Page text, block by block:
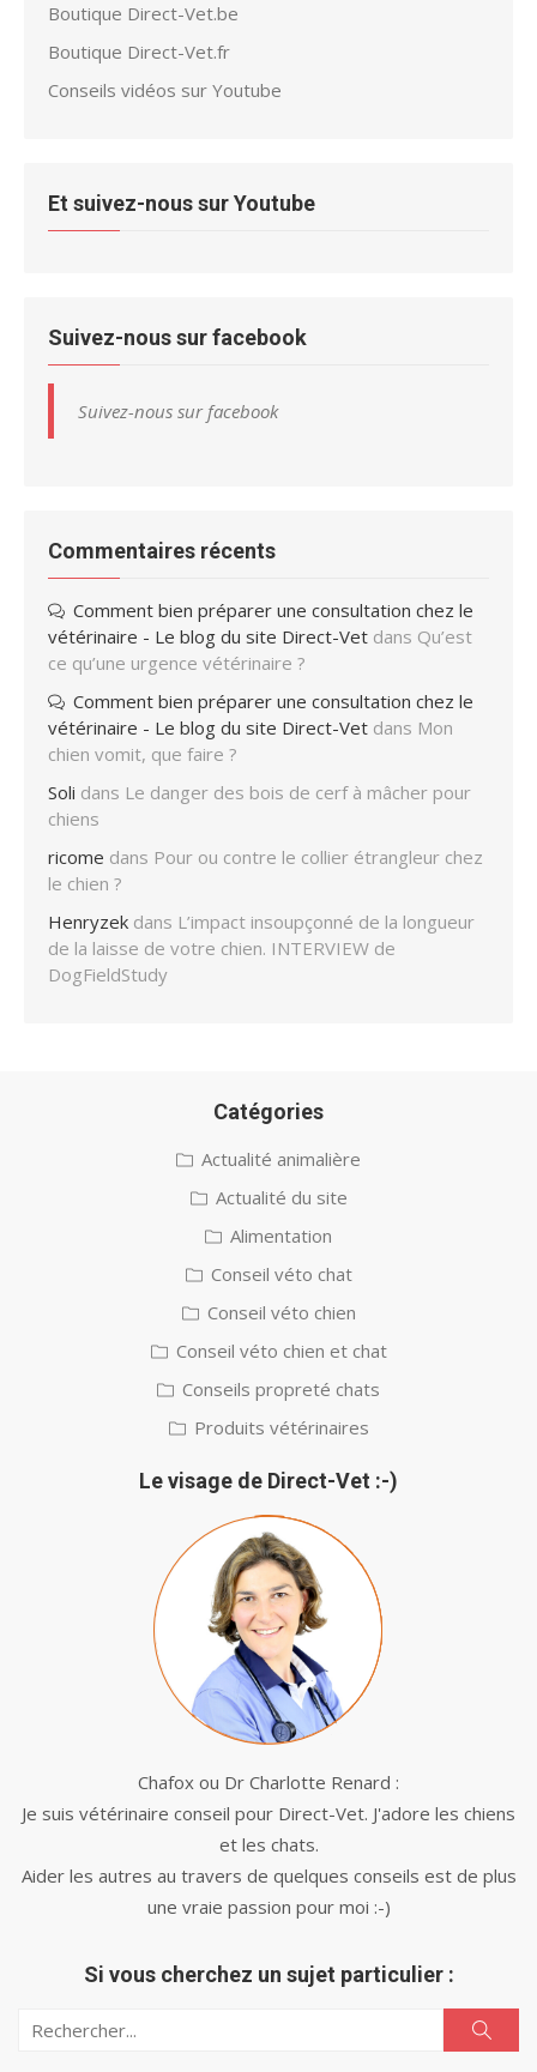
Boutique Direct-Vet.be
Boutique Direct-Vet.fr
Conseils vidéos sur Youtube
Et suivez-nous sur Youtube
Suivez-nous sur facebook
Suivez-nous sur facebook
Commentaires récents
Comment bien préparer une consultation chez le
vétérinaire - Le blog du site Direct-Vet dans Qu’est
ce qu’une urgence vétérinaire ?
Comment bien préparer une consultation chez le
vétérinaire - Le blog du site Direct-Vet dans Mon
chien vomit, que faire ?
Soli dans Le danger des bois de cerf à mâcher pour
chiens
ricome dans Pour ou contre le collier étrangleur chez
le chien ?
Henryzek dans L’impact insoupçonné de la longueur
de la laisse de votre chien. INTERVIEW de
DogFieldStudy
Catégories
Actualité animalière
Actualité du site
Alimentation
Conseil véto chat
Conseil véto chien
Conseil véto chien et chat
Conseils propreté chats
Produits vétérinaires
Le visage de Direct-Vet :-)
Chafox ou Dr Charlotte Renard :
Je suis vétérinaire conseil pour Direct-Vet. J'adore les chiens
et les chats.
Aider les autres au travers de quelques conseils est de plus
une vraie passion pour moi :-)
Si vous cherchez un sujet particulier :
Search